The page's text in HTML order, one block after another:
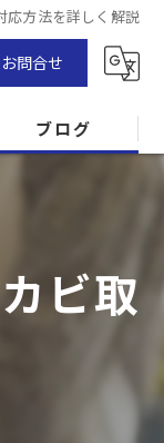
応方法を詳しく解説
問合せ
ブログ
ビ取